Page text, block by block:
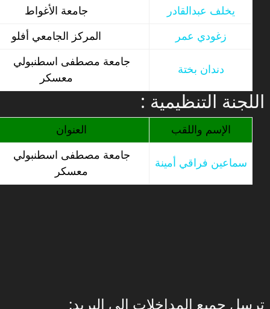
يخلف عبدالقادر
زغودي عمر
جامعة مصطفى اسطنبولي
دندان بختة
: اللجنة التنظيمية
العنوان الإسم واللقب
جامعة مصطفى اسطنبولي
معسكر
سماعين فراقي أمينة
:ترسل جمبع المداخلات إلى البريد